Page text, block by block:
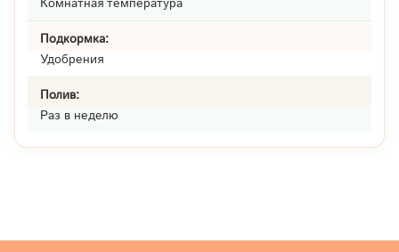
Подкормка:
Удобрения
Полив:
Раз в неделю